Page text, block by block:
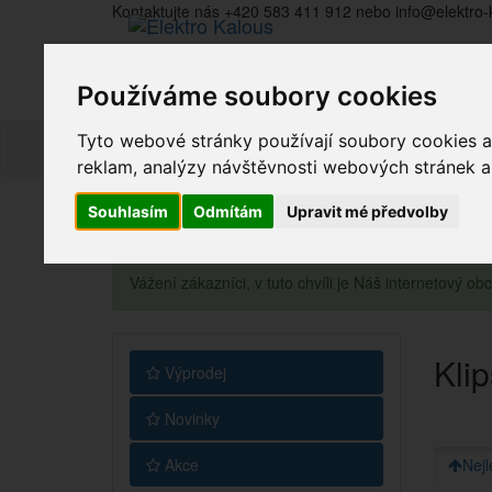
Používáme soubory cookies
Tyto webové stránky používají soubory cookies
reklam, analýzy návštěvnosti webových stránek
Souhlasím Odmítám Upravit mé předvolby
Kontaktujte nás +420 583 411 912 nebo
Vážení zákazníci, v tuto chvíli je Náš internetový
Výprodej
Novinky
Akce